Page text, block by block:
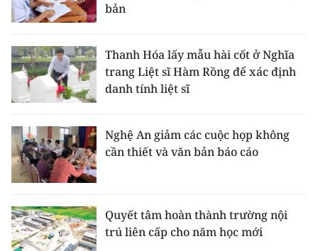
bản
Thanh Hóa lấy mẫu hài cốt ở Nghĩa
trang Liệt sĩ Hàm Rồng để xác định
danh tính liệt sĩ
Nghệ An giảm các cuộc họp không
cần thiết và văn bản báo cáo
Quyết tâm hoàn thành trường nội
trú liên cấp cho năm học mới